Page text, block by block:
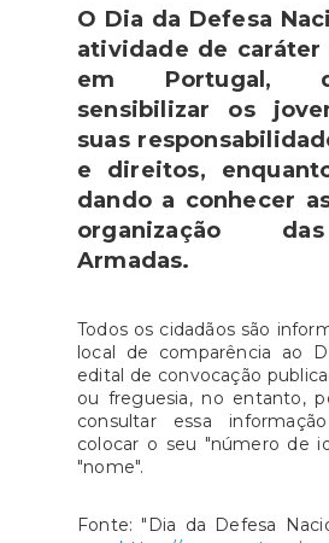
O Dia da Defesa
atividade de
em Portugal,
sensibilizar os
suas
e direitos,
dando a conhecer
organização
Armadas.
Todos os cidadãos são
local de comparência ao
edital de convocação
ou freguesia, no entanto,
consultar essa
colocar o seu "número de
"nome".
Fonte: "Dia da Defesa